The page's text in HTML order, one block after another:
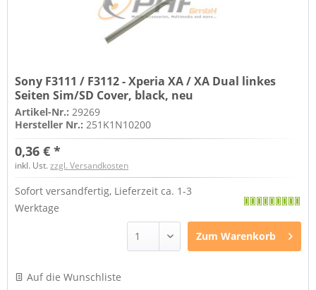
Sony F3111 / F3112 - Xperia XA / XA Dual linkes
Seiten Sim/SD Cover, black, neu
Artikel-Nr.: 29269
Hersteller Nr.: 251K1N10200
0,36 € *
inkl. Ust.zzgl. Versandkosten
Sofort versandfertig, Lieferzeit ca. 1-3
Werktage
Zum Warenkorb
Auf die Wunschliste